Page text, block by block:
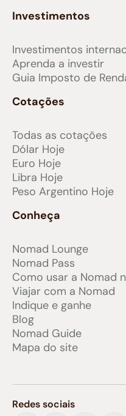
Investimentos
Investimentos
Aprenda a investir
Guia Imposto de
Cotações
Todas as cotações
Dólar Hoje
Euro Hoje
Libra Hoje
Peso Argentino Hoje
Conheça
Nomad Lounge
Nomad Pass
Como usar a Nomad
Viajar com a Nomad
Indique e ganhe
Blog
Nomad Guide
Mapa do site
Redes sociais